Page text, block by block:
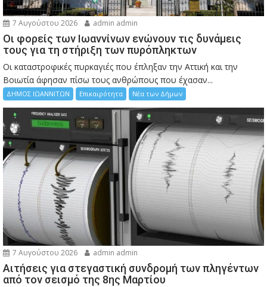
7 Αυγούστου 2026 admin admin
Οι φορείς των Ιωαννίνων ενώνουν τις δυνάμεις
τους για τη στήριξη των πυρόπληκτων
Οι καταστροφικές πυρκαγιές που έπληξαν την Αττική και την
Bοιωτία άφησαν πίσω τους ανθρώπους που έχασαν...
ΔΗΜΟΣ ΙΩΑΝΝΙΤΩΝ Επικαιρότητα Νέα των Δήμων
7 Αυγούστου 2026 admin admin
Αιτήσεις για στεγαστική συνδρομή των πληγέντων
από τον σεισμό της 8ης Μαρτίου